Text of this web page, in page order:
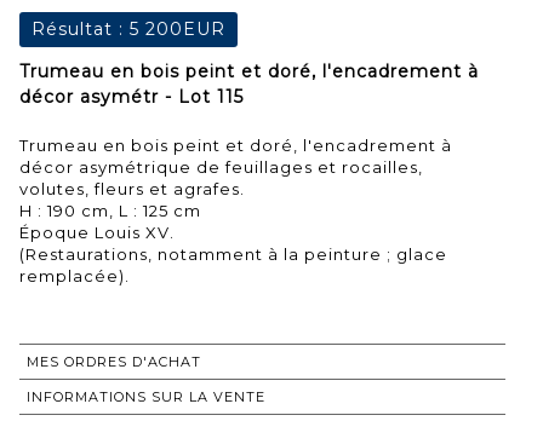
Résultat : 5 200EUR
Trumeau en bois peint et doré, l'encadrement à
décor asymétr - Lot 115
Trumeau en bois peint et doré, l'encadrement à
décor asymétrique de feuillages et rocailles,
volutes, fleurs et agrafes.
H : 190 cm, L : 125 cm
Époque Louis XV.
(Restaurations, notamment à la peinture ; glace
remplacée).
MES ORDRES D'ACHAT
INFORMATIONS SUR LA VENTE